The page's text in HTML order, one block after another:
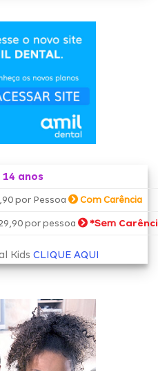
14 anos
por Pessoa Com Carência
por pessoa *Sem
Kids CLIQUE AQUI